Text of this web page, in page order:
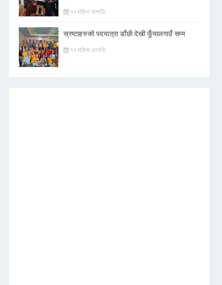
११ महिना अगाडि
स्रष्टाहरुको पदयात्रा डाँछी देखी फुँयालगाउँ सम्म
१२ महिना अगाडि